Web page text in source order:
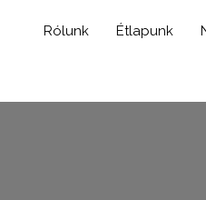
Rólunk Étlapunk